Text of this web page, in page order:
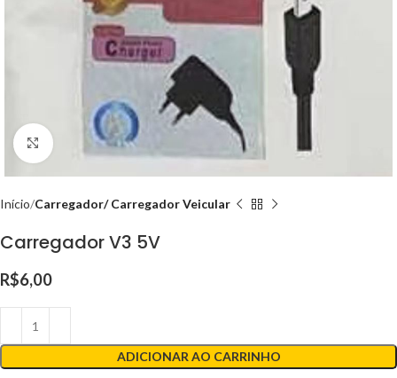
Clique para ampliar
Início Carregador/ Carregador Veicular
Carregador V3 5V
R$6,00
ADICIONAR AO CARRINHO